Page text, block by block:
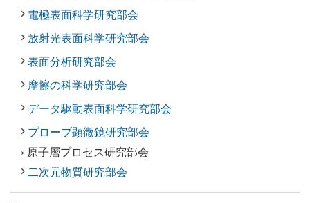
電極表面科学研究部会
放射光表面科学研究部会
表面分析研究部会
摩擦の科学研究部会
データ駆動表面科学研究部会
プローブ顕微鏡研究部会
› 原子層プロセス研究部会
二次元物質研究部会